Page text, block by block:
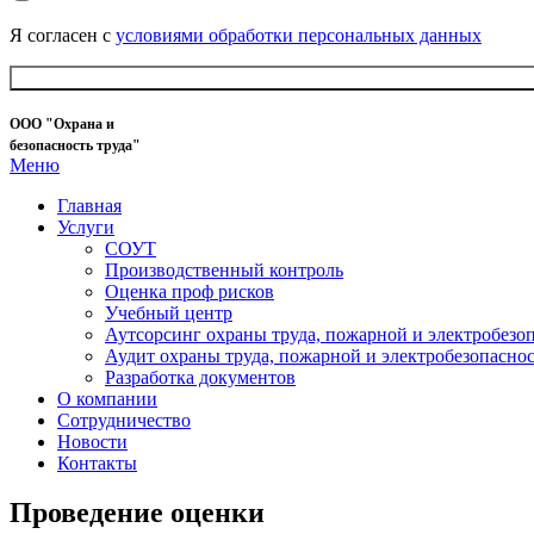
Я согласен с условиями обработки персональных данных
ООО "Охрана и
безопасность труда"
Меню
Главная
Услуги
СОУТ
Производственный контроль
Оценка проф рисков
Учебный центр
Аутсорсинг охраны труда, пожарной и
Аудит охраны труда, пожарной и
Разработка документов
О компании
Сотрудничество
Новости
Контакты
Проведение оценки